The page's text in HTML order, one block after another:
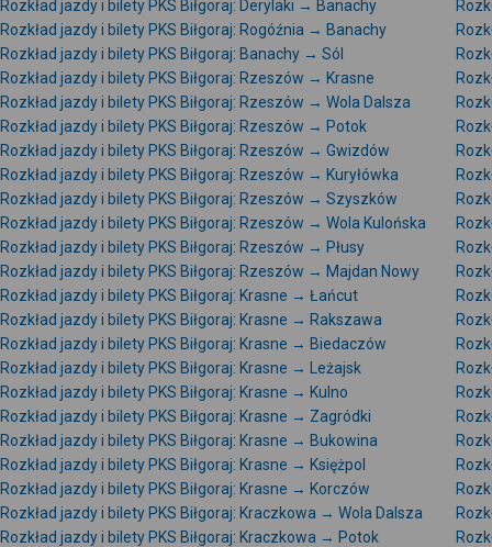
Rozkład jazdy i bilety PKS Biłgoraj: Derylaki → Banachy
Rozkład jazdy i bilety PKS Biłgoraj: Rogóźnia → Banachy
Rozkład jazdy i bilety PKS Biłgoraj: Banachy → Sól
Rozkład jazdy i bilety PKS Biłgoraj: Rzeszów → Krasne
Rozkład jazdy i bilety PKS Biłgoraj: Rzeszów → Wola Dalsza
Rozkład jazdy i bilety PKS Biłgoraj: Rzeszów → Potok
Rozkład jazdy i bilety PKS Biłgoraj: Rzeszów → Gwizdów
Rozkład jazdy i bilety PKS Biłgoraj: Rzeszów → Kuryłówka
Rozkład jazdy i bilety PKS Biłgoraj: Rzeszów → Szyszków
Rozkład jazdy i bilety PKS Biłgoraj: Rzeszów → Wola Kulońska
Rozkład jazdy i bilety PKS Biłgoraj: Rzeszów → Płusy
Rozkład jazdy i bilety PKS Biłgoraj: Rzeszów → Majdan Nowy
Rozkład jazdy i bilety PKS Biłgoraj: Krasne → Łańcut
Rozkład jazdy i bilety PKS Biłgoraj: Krasne → Rakszawa
Rozkład jazdy i bilety PKS Biłgoraj: Krasne → Biedaczów
Rozkład jazdy i bilety PKS Biłgoraj: Krasne → Leżajsk
Rozkład jazdy i bilety PKS Biłgoraj: Krasne → Kulno
Rozkład jazdy i bilety PKS Biłgoraj: Krasne → Zagródki
Rozkład jazdy i bilety PKS Biłgoraj: Krasne → Bukowina
Rozkład jazdy i bilety PKS Biłgoraj: Krasne → Księżpol
Rozkład jazdy i bilety PKS Biłgoraj: Krasne → Korczów
Rozkład jazdy i bilety PKS Biłgoraj: Kraczkowa → Wola Dalsza
Rozkład jazdy i bilety PKS Biłgoraj: Kraczkowa → Potok